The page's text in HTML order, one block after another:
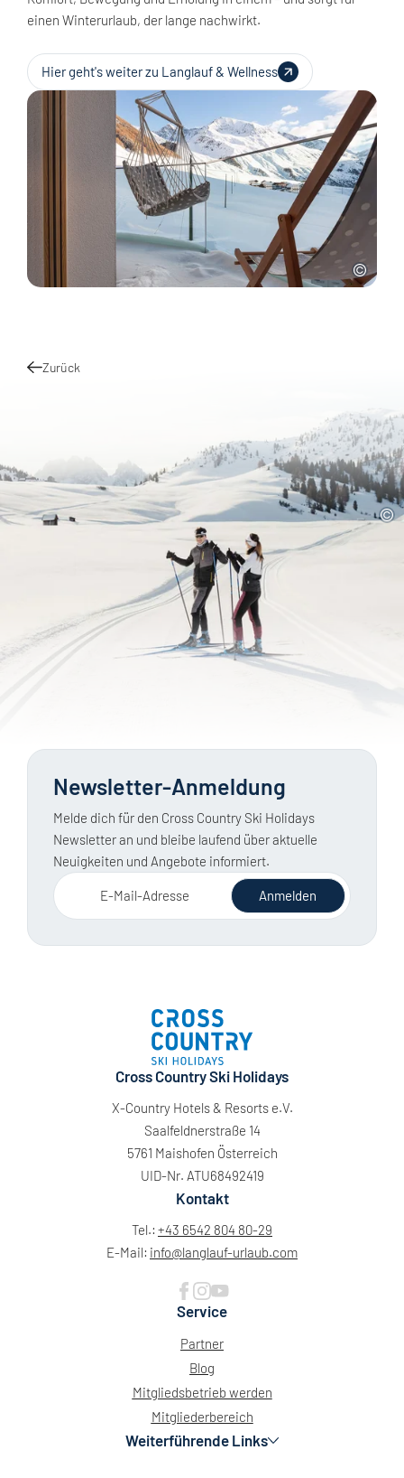
einen Winterurlaub, der lange nachwirkt.
Hier geht's weiter zu Langlauf & Wellness
Zurück
Newsletter-Anmeldung
Melde dich für den Cross Country Ski Holidays
Newsletter an und bleibe laufend über aktuelle
Neuigkeiten und Angebote informiert.
E-Mail-Adresse Anmelden
Cross Country Ski Holidays
X-Country Hotels & Resorts e.V.
Saalfeldnerstraße 14
5761 Maishofen Österreich
UID-Nr. ATU68492419
Kontakt
Tel.: +43 6542 804 80-29
E-Mail: info@langlauf-urlaub.com
Service
Partner
Blog
Mitgliedsbetrieb werden
Mitgliederbereich
Weiterführende Links